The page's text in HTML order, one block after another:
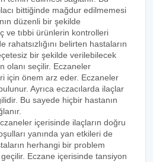
bittiğinde mağdur edilmemesi
düzenli bir şekilde
ve tıbbi ürünlerin kontrolleri
rahatsızlığını belirten hastaların
bir şekilde verilebilecek
olanı seçilir. Eczaneler
için önem arz eder. Eczaneler
Ayrıca eczacılarda ilaçlar
Bu sayede hiçbir hastanın
içerisinde ilaçların doğru
yanında yan etkileri de
herhangi bir problem
Eczane içerisinde tansiyon